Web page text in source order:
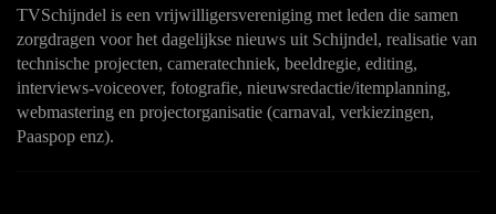
TVSchijndel is een vrijwilligersvereniging met leden die samen
zorgdragen voor het dagelijkse nieuws uit Schijndel, realisatie van
technische projecten, cameratechniek, beeldregie, editing,
interviews-voiceover, fotografie, nieuwsredactie/itemplanning,
webmastering en projectorganisatie (carnaval, verkiezingen,
Paaspop enz).